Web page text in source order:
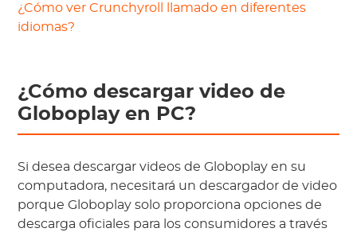
¿Cómo ver Crunchyroll llamado en diferentes
idiomas?
¿Cómo descargar video de
Globoplay en PC?
Si desea descargar videos de Globoplay en su
computadora, necesitará un descargador de video
porque Globoplay solo proporciona opciones de
descarga oficiales para los consumidores a través